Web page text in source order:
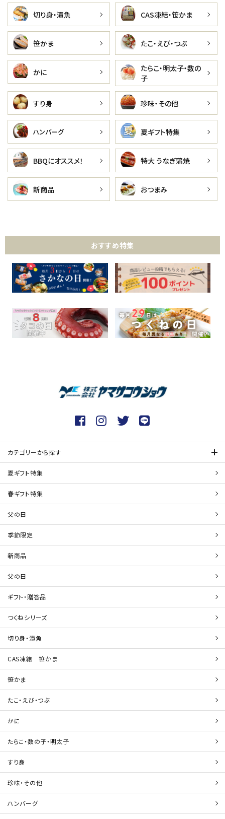
切り身・漬魚 CAS凍結・笹かま
笹かま たこ・えび・つぶ
かに
たらこ・明太子・数の
子
すり身 珍味・その他
ハンバーグ 夏ギフト特集
BBQにオススメ！ 特大 うなぎ蒲焼
新商品 おつまみ
おすすめ特集
カテゴリーから探す
夏ギフト特集
春ギフト特集
父の日
季節限定
新商品
父の日
ギフト・贈答品
つくねシリーズ
切り身・漬魚
CAS凍結 笹かま
笹かま
たこ・えび・つぶ
かに
たらこ・数の子・明太子
すり身
珍味・その他
ハンバーグ